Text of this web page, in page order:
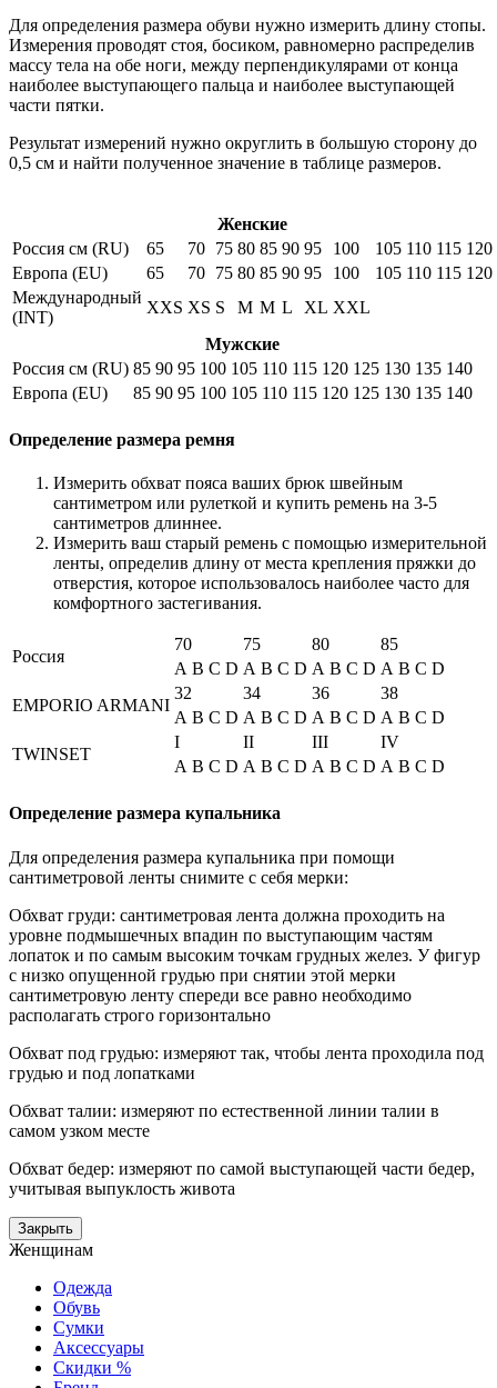
Для определения размера обуви нужно измерить длину стопы.
Измерения проводят стоя, босиком, равномерно распределив
массу тела на обе ноги, между перпендикулярами от конца
наиболее выступающего пальца и наиболее выступающей
части пятки.
Результат измерений нужно округлить в большую сторону до
0,5 см и найти полученное значение в таблице размеров.
Женские
Россия см (RU)
65 70 75 80 85 90 95 100 105 110 115 120
Европа (EU)
65 70 75 80 85 90 95 100 105 110 115 120
Международный
(INT)
XXS XS S M M L XL XXL
Мужские
Россия см (RU) 85 90 95 100 105 110 115 120 125 130 135 140
Европа (EU)
85 90 95 100 105 110 115 120 125 130 135 140
Определение размера ремня
Измерить обхват пояса ваших брюк швейным
сантиметром или рулеткой и купить ремень на 3-5
сантиметров длиннее.
Измерить ваш старый ремень с помощью измерительной
ленты, определив длину от места крепления пряжки до
отверстия, которое использовалось наиболее часто для
комфортного застегивания.
Россия
70 75 80
85
A B C D A B C D A B C D A B C D
EMPORIO ARMANI
32 34 36
38
A B C D A B C D A B C D A B C D
TWINSET
I II III
IV
A B C D A B C D A B C D A B C D
Определение размера купальника
Для определения размера купальника при помощи
сантиметровой ленты снимите с себя мерки:
Обхват груди: сантиметровая лента должна проходить на
уровне подмышечных впадин по выступающим частям
лопаток и по самым высоким точкам грудных желез. У фигур
с низко опущенной грудью при снятии этой мерки
сантиметровую ленту спереди все равно необходимо
располагать строго горизонтально
Обхват под грудью: измеряют так, чтобы лента проходила под
грудью и под лопатками
Обхват талии: измеряют по естественной линии талии в
самом узком месте
Обхват бедер: измеряют по самой выступающей части бедер,
учитывая выпуклость живота
Закрыть
Женщинам
Одежда
Обувь
Сумки
Аксессуары
Скидки %